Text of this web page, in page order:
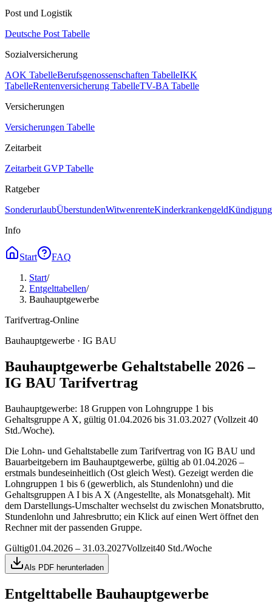
Post und Logistik
Deutsche Post Tabelle
Sozialversicherung
AOK TabelleBerufsgenossenschaften TabelleIKK
TabelleRentenversicherung TabelleTV-BA Tabelle
Versicherungen
Versicherungen Tabelle
Zeitarbeit
Zeitarbeit GVP Tabelle
Ratgeber
SonderurlaubÜberstundenWitwenrenteKinderkrankengeld
Info
Start
FAQ
Start/
Entgelttabellen/
Bauhauptgewerbe
Tarifvertrag-Online
Bauhauptgewerbe · IG BAU
Bauhauptgewerbe Gehaltstabelle 2026 –
IG BAU Tarifvertrag
Bauhauptgewerbe: 18 Gruppen von Lohngruppe 1 bis
Gehaltsgruppe A X, gültig 01.04.2026 bis 31.03.2027 (Vollzeit 40
Std./Woche).
Die Lohn- und Gehaltstabelle zum Tarifvertrag von IG BAU und
Bauarbeitgebern im Bauhauptgewerbe, gültig ab 01.04.2026 –
erstmals bundeseinheitlich (Ost gleich West). Gezeigt werden die
Lohngruppen 1 bis 6 (gewerblich, als Stundenlohn) und die
Gehaltsgruppen A I bis A X (Angestellte, als Monatsgehalt). Mit
dem Darstellungs-Umschalter wechselst du zwischen Monatsbrutto,
Stundenlohn und Jahresbrutto; ein Klick auf einen Wert öffnet den
Rechner mit der passenden Gruppe.
Gültig01.04.2026 – 31.03.2027Vollzeit40 Std./Woche
Als PDF herunterladen
Entgelttabelle Bauhauptgewerbe